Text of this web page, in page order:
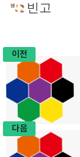
빈고
글
탐
색
이전
다음